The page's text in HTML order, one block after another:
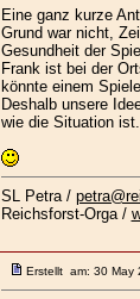
Eine ganz kurze
Grund war nicht,
Gesundheit der
Frank ist bei der
könnte einem
Deshalb unsere
wie die Situation ist.
SL Petra /
Reichsforst-Orga /
Erstellt am: 30 May